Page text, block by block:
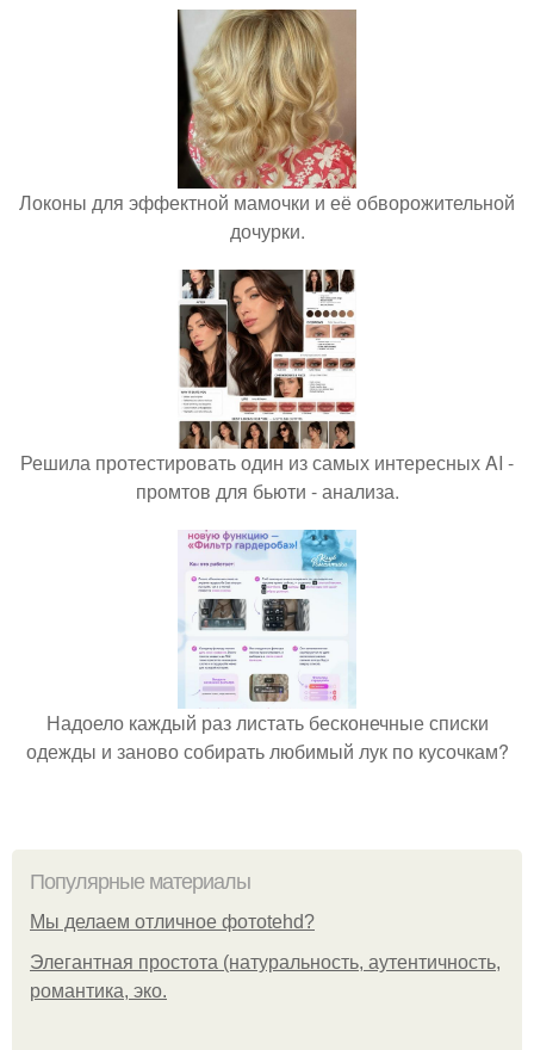
Локоны для эффектной мамочки и её обворожительной
дочурки.
Решила протестировать один из самых интересных AI -
промтов для бьюти - анализа.
Надоело каждый раз листать бесконечные списки
одежды и заново собирать любимый лук по кусочкам?
Популярные материалы
Мы делаем отличное фотоtehd?
Элегантная простота (натуральность, аутентичность,
романтика, эко.